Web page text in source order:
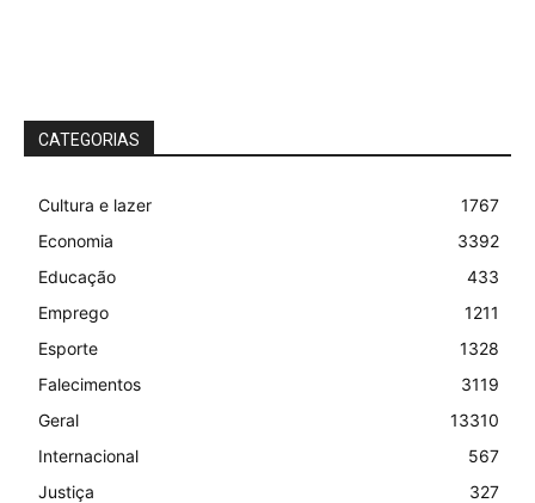
CATEGORIAS
Cultura e lazer
1767
Economia
3392
Educação
433
Emprego
1211
Esporte
1328
Falecimentos
3119
Geral
13310
Internacional
567
Justiça
327